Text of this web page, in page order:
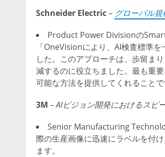
Schneider Electric– グローバル
Product Power Divisionの
「OneVisionにより、AI検査標準
した。このアプローチは、歩留ま
減するのに役立ちました。最も重
可能な方法を提供してくれることで
3M –AIビジョン開発におけるスピ
Senior Manufacturing
際の生産画像に迅速にラベルを付
ます。